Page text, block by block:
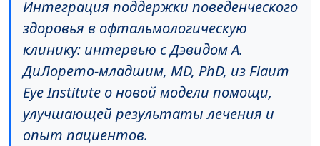
Интеграция поддержки поведенческого
здоровья в офтальмологическую
клинику: интервью с Дэвидом А.
ДиЛорето-младшим, MD, PhD, из Flaum
Eye Institute о новой модели помощи,
улучшающей результаты лечения и
опыт пациентов.